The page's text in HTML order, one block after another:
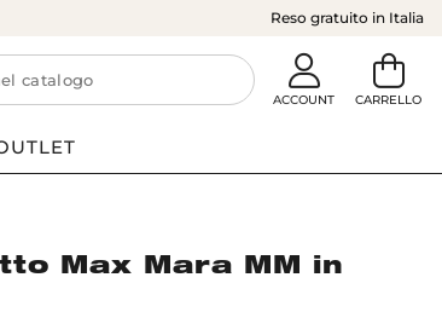
Reso gratuito in Italia
Max Mara MM in